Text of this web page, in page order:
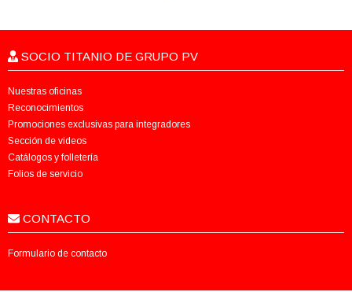
SOCIO TITANIO DE GRUPO PV
Nuestras oficinas
Reconocimientos
Promociones exclusivas para integradores
Sección de videos
Catálogos y folletería
Folios de servicio
CONTACTO
Formulario de contacto